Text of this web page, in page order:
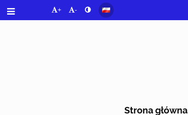
+ -
Strona główna